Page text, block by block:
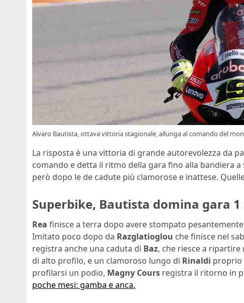
Alvaro Bautista, ottava vittoria stagionale, allunga al comando del
La risposta è una vittoria di grande autorevolezza da
comando e detta il ritmo della gara fino alla bandiera
però dopo le de cadute più clamorose e inattese.
Superbike, Bautista domina gara 1
Rea finisce a terra dopo avere stompato
Imitato poco dopo da Razglatioglou che finisce nel
registra anche una caduta di Baz, che riesce a
di alto profilo, e un clamoroso lungo di Rinaldi proprio
profilarsi un podio, Magny Cours registra il ritorno in
poche mesi: gamba e anca.